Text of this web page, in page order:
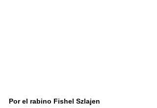
Por el rabino Fishel Szlajen